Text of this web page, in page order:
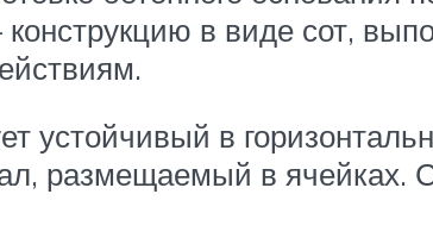
в виде сот,
устойчивый в
размещаемый в ячейках.